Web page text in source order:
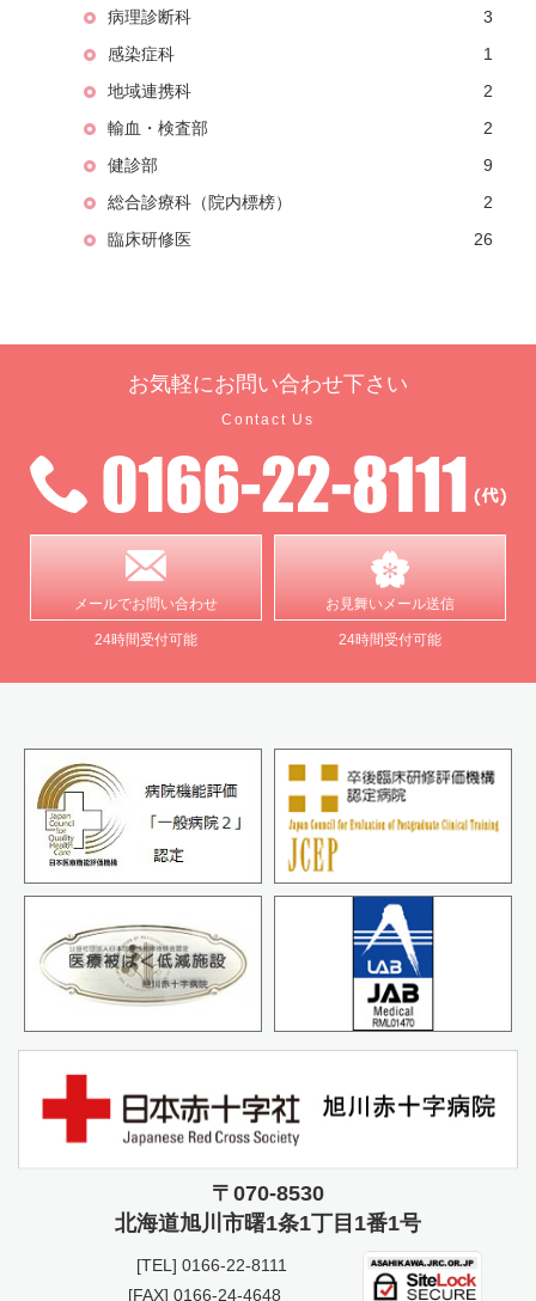
病理診断科
3
感染症科
1
地域連携科
2
輸血・検査部
2
健診部
9
総合診療科（院内標榜）
2
臨床研修医
26
お気軽にお問い合わせ下さい
Contact Us
メールでお問い合わせ
24時間受付可能
お見舞いメール送信
24時間受付可能
〒070-8530
北海道旭川市曙1条1丁目1番1号
[TEL] 0166-22-8111
[FAX] 0166-24-4648